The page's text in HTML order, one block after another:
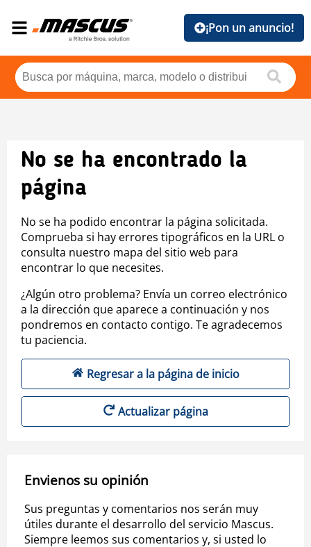
¡Pon un anuncio!
No se ha encontrado la
página
No se ha podido encontrar la página solicitada.
Comprueba si hay errores tipográficos en la URL o
consulta nuestro mapa del sitio web para
encontrar lo que necesites.
¿Algún otro problema? Envía un correo electrónico
a la dirección que aparece a continuación y nos
pondremos en contacto contigo. Te agradecemos
tu paciencia.
Regresar a la página de inicio
Actualizar página
Envienos su opinión
Sus preguntas y comentarios nos serán muy
útiles durante el desarrollo del servicio Mascus.
Siempre leemos sus comentarios y, si usted lo